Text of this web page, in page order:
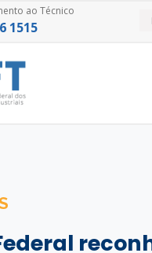
ao Técnico
1515